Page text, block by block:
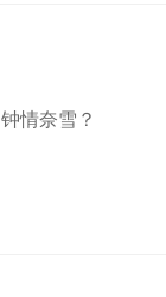
情奈雪？